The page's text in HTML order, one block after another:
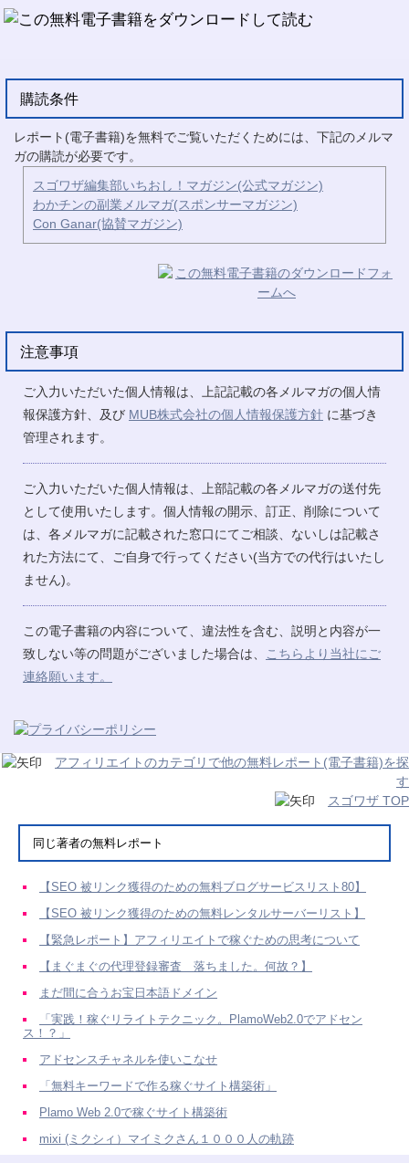
購読条件
レポート(電子書籍)を無料でご覧いただくためには、下記のメルマ
ガの購読が必要です。
スゴワザ編集部いちおし！マガジン(公式マガジン)
わかチンの副業メルマガ(スポンサーマガジン)
Con Ganar(協賛マガジン)
注意事項
ご入力いただいた個人情報は、上記記載の各メルマガの個人情
報保護方針、及び MUB株式会社の個人情報保護方針 に基づき
管理されます。
ご入力いただいた個人情報は、上部記載の各メルマガの送付先
として使用いたします。個人情報の開示、訂正、削除について
は、各メルマガに記載された窓口にてご相談、ないしは記載さ
れた方法にて、ご自身で行ってください(当方での代行はいたし
ません)。
この電子書籍の内容について、違法性を含む、説明と内容が一
致しない等の問題がございました場合は、
こちらより当社にご
連絡願います。
アフィリエイトのカテゴリで他の無料レポート(電子書籍)を探
す
スゴワザ TOP
同じ著者の無料レポート
【SEO 被リンク獲得のための無料ブログサービスリスト80】
【SEO 被リンク獲得のための無料レンタルサーバーリスト】
【緊急レポート】アフィリエイトで稼ぐための思考について
【まぐまぐの代理登録審査 落ちました。何故？】
まだ間に合うお宝日本語ドメイン
「実践！稼ぐリライトテクニック。PlamoWeb2.0でアドセン
ス！？」
アドセンスチャネルを使いこなせ
「無料キーワードで作る稼ぐサイト構築術」
Plamo Web 2.0で稼ぐサイト構築術
mixi (ミクシィ）マイミクさん１０００人の軌跡